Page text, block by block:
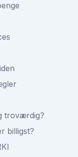
troværdig?
billigst?